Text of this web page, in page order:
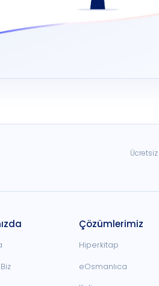
Çözümlerimiz
Hiperkitap
eOsmanlıca